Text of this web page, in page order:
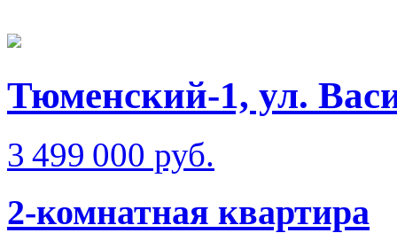
Тюменский-1, ул.
3 499 000 руб.
2-комнатная квартира